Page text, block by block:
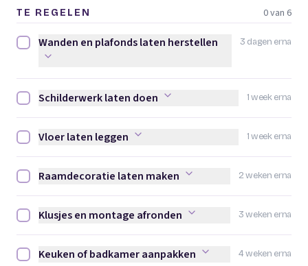
TE REGELEN 0 van 6
3 dagen erna
Wanden en plafonds laten herstellen afvinken
Wanden en plafonds laten herstellen
1 week erna
Schilderwerk laten doen afvinken
Schilderwerk laten doen
1 week erna
Vloer laten leggen afvinken
Vloer laten leggen
2 weken erna
Raamdecoratie laten maken afvinken
Raamdecoratie laten maken
3 weken erna
Klusjes en montage afronden afvinken
Klusjes en montage afronden
4 weken erna
Keuken of badkamer aanpakken afvinken
Keuken of badkamer aanpakken